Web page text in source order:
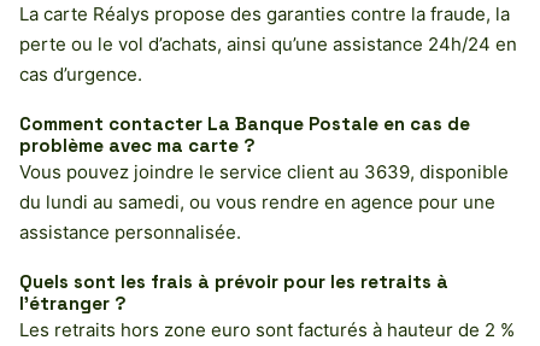
La carte Réalys propose des garanties contre la fraude, la
perte ou le vol d’achats, ainsi qu’une assistance 24h/24 en
cas d’urgence.
Comment contacter La Banque Postale en cas de
problème avec ma carte ?
Vous pouvez joindre le service client au 3639, disponible
du lundi au samedi, ou vous rendre en agence pour une
assistance personnalisée.
Quels sont les frais à prévoir pour les retraits à
l’étranger ?
Les retraits hors zone euro sont facturés à hauteur de 2 %